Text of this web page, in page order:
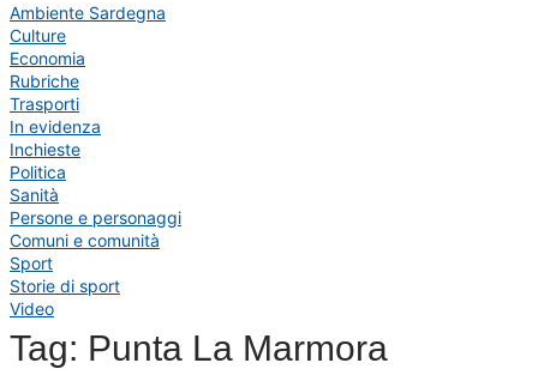
Ambiente Sardegna
Culture
Economia
Rubriche
Trasporti
In evidenza
Inchieste
Politica
Sanità
Persone e personaggi
Comuni e comunità
Sport
Storie di sport
Video
Tag: Punta La Marmora